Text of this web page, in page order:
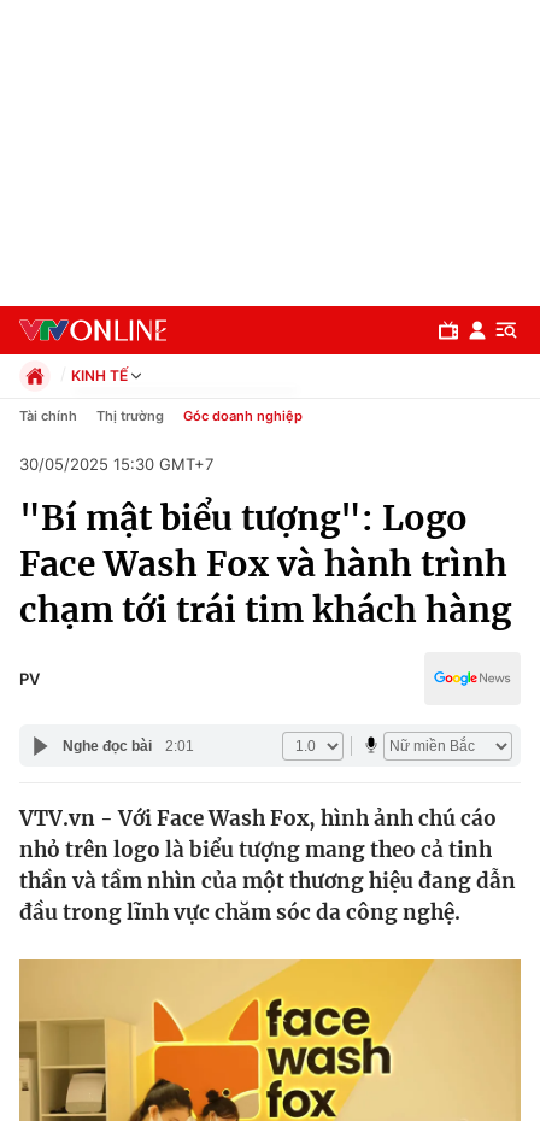
Chuyên mục
Chính trị
Xã hội
Pháp luật
Y tế
Thế giới
Tin tức
Thế giới đó đây
Kinh tế
Góc doanh nghiệp
Dữ liệu và đời sống
Phim VTV
Giải trí
KINH TẾ
Chính trị
Pháp luật
Kinh tế
Thể thao
Truyền hình
Văn hóa - Giải trí
Tài chính Thị trường Góc doanh nghiệp
30/05/2025 15:30 GMT+7
"Bí mật biểu tượng": Logo
Face Wash Fox và hành trình
chạm tới trái tim khách hàng
PV
Nghe đọc bài 2:01
VTV.vn - Với Face Wash Fox, hình ảnh chú cáo
nhỏ trên logo là biểu tượng mang theo cả tinh
thần và tầm nhìn của một thương hiệu đang dẫn
đầu trong lĩnh vực chăm sóc da công nghệ.